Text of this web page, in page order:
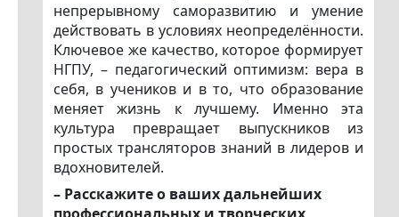
непрерывному саморазвитию и умение
действовать в условиях неопределённости.
Ключевое же качество, которое формирует
НГПУ, – педагогический оптимизм: вера в
себя, в учеников и в то, что образование
меняет жизнь к лучшему. Именно эта
культура превращает выпускников из
простых трансляторов знаний в лидеров и
вдохновителей.
– Расскажите о ваших дальнейших